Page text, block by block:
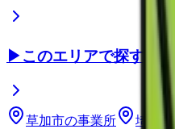
▶このエリアで探す
草加市の事業所 埼玉県